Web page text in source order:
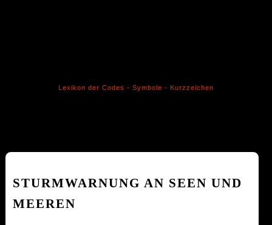
Lexikon der Codes - Symbole - Kurzzeichen
STURMWARNUNG AN SEEN UND
MEEREN